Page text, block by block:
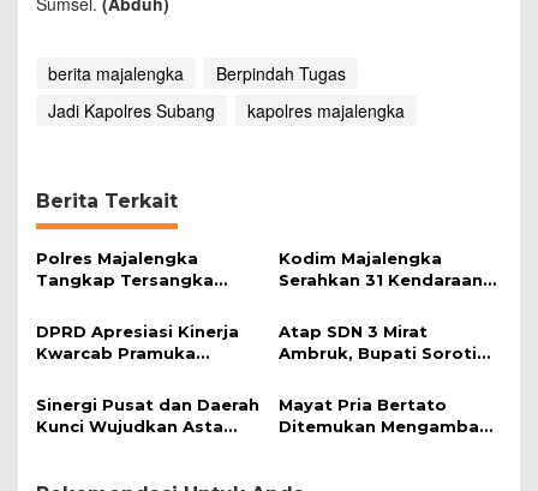
berita majalengka
Berpindah Tugas
Jadi Kapolres Subang
kapolres majalengka
Berita Terkait
Polres Majalengka
Tangkap Tersangka
terhadap Anak
Kodim Majalengka
Serahkan 31 Kendaraan
Koperasi Desa Merah
Putih
DPRD Apresiasi Kinerja
Kwarcab Pramuka
Atap SDN 3 Mirat
Ambruk, Bupati Soroti
Sinergi Pusat dan Daerah
Kunci Wujudkan Asta
Mayat Pria Bertato
Ditemukan Mengambang